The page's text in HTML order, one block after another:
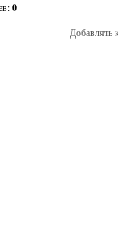
:0
Добавлять